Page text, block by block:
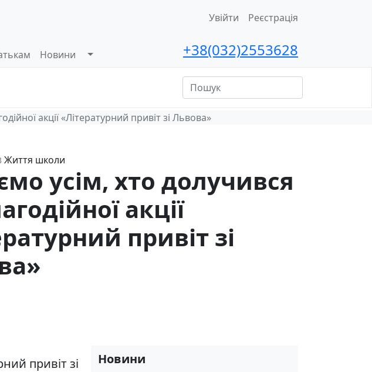
Увійти Реєстрація
Новини +38(032)2553628
акції «Літературний привіт зі Львова»
Життя школи
усім, хто долучився
акції
привіт зі
привіт зі
Новини